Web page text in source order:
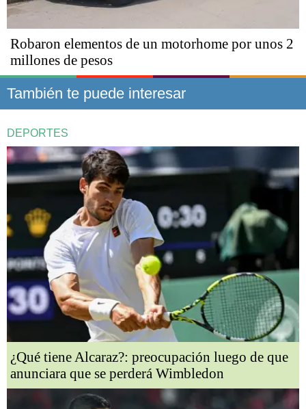
Robaron elementos de un motorhome por unos 2
millones de pesos
También te puede interesar
DEPORTES
¿Qué tiene Alcaraz?: preocupación luego de que
anunciara que se perderá Wimbledon